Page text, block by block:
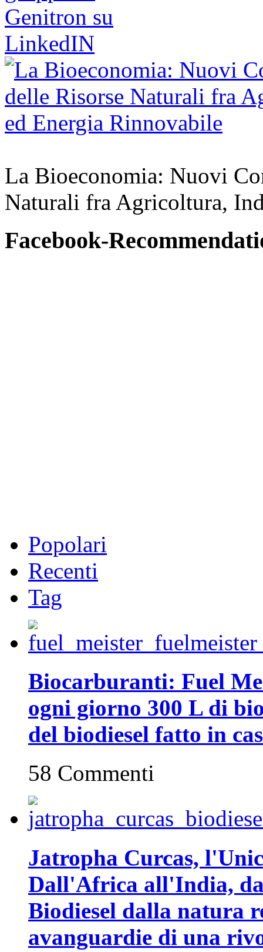
La Bioeconomia: Nuovi
Naturali fra Agricoltura,
Facebook-
Popolari
Recenti
Tag
Biocarburanti: Fuel
ogni giorno 300 L di
del biodiesel fatto in
58 Commenti
Jatropha Curcas,
Dall'Africa all'India,
Biodiesel dalla natura
avanguardie di una